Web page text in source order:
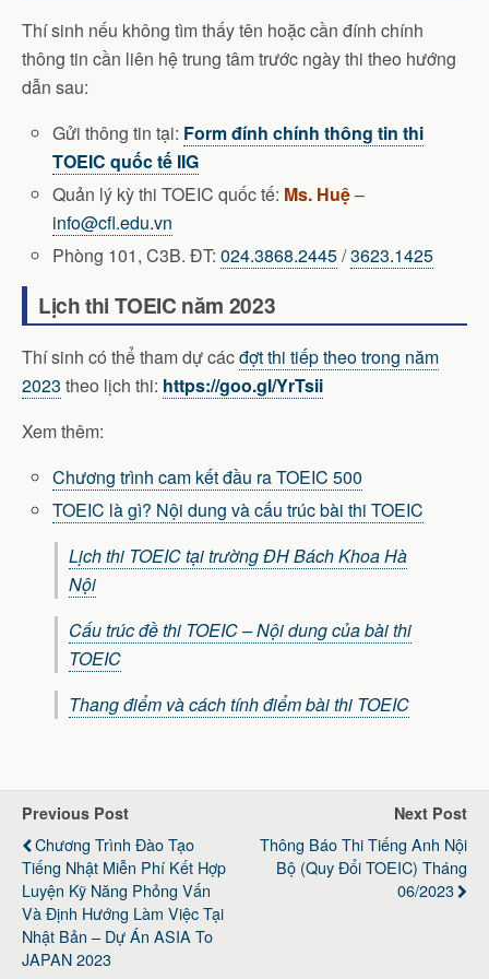
Thí sinh nếu không tìm thấy tên hoặc cần đính chính
thông tin cần liên hệ trung tâm trước ngày thi theo hướng
dẫn sau:
Gửi thông tin tại: Form đính chính thông tin thi
TOEIC quốc tế IIG
Quản lý kỳ thi TOEIC quốc tế: Ms. Huệ–
info@cfl.edu.vn
Phòng 101, C3B. ĐT:024.3868.2445/3623.1425
Lịch thi TOEIC năm 2023
Thí sinh có thể tham dự cácđợt thi tiếp theo trong năm
2023 theo lịch thi: https://goo.gl/YrTsii
Xem thêm:
Chương trình cam kết đầu ra TOEIC 500
TOEIC là gì? Nội dung và cấu trúc bài thi TOEIC
Lịch thi TOEIC tại trường ĐH Bách Khoa Hà
Nội
Cấu trúc đề thi TOEIC – Nội dung của bài thi
TOEIC
Thang điểm và cách tính điểm bài thi TOEIC
Previous Post
Chương Trình Đào Tạo
Tiếng Nhật Miễn Phí Kết Hợp
Luyện Kỹ Năng Phỏng Vấn
Và Định Hướng Làm Việc Tại
Nhật Bản – Dự Án ASIA To
JAPAN 2023
Next Post
Thông Báo Thi Tiếng Anh Nội
Bộ (quy Đổi TOEIC) Tháng
06/2023